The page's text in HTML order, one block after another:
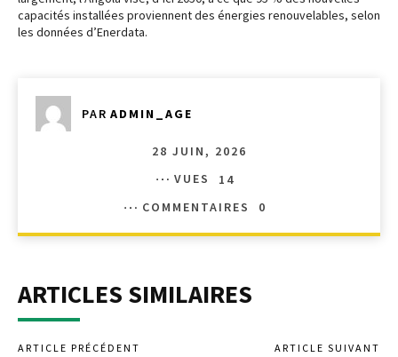
capacités installées proviennent des énergies renouvelables, selon
les données d’Enerdata.
PAR ADMIN_AGE
28 JUIN, 2026
VUES
14
COMMENTAIRES
0
ARTICLES SIMILAIRES
ARTICLE PRÉCÉDENT ARTICLE SUIVANT